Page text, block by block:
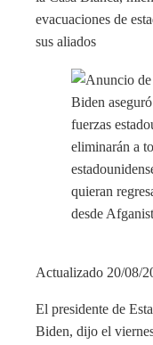
evacuaciones de
sus aliados
Biden
fuerzas
eliminarán a
quieran
desde
Actualizado 20/08/
El presidente de
Biden, dijo el